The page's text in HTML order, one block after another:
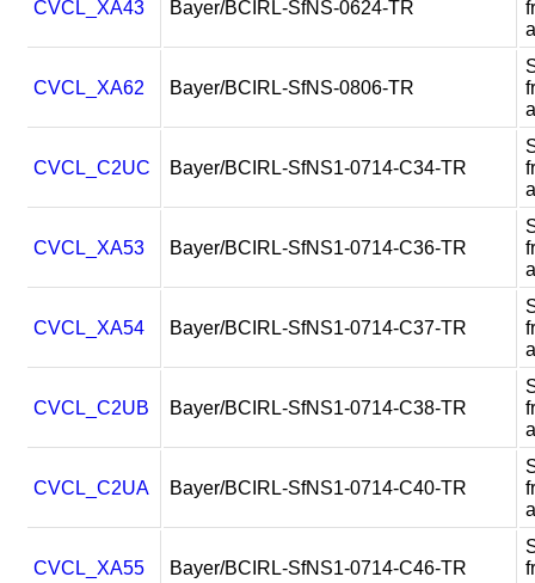
CVCL_XA43 Bayer/BCIRL-SfNS-0624-TR
CVCL_XA62 Bayer/BCIRL-SfNS-0806-TR
CVCL_C2UC Bayer/BCIRL-SfNS1-0714-C34-TR
CVCL_XA53 Bayer/BCIRL-SfNS1-0714-C36-TR
CVCL_XA54 Bayer/BCIRL-SfNS1-0714-C37-TR
CVCL_C2UB Bayer/BCIRL-SfNS1-0714-C38-TR
CVCL_C2UA Bayer/BCIRL-SfNS1-0714-C40-TR
CVCL_XA55 Bayer/BCIRL-SfNS1-0714-C46-TR